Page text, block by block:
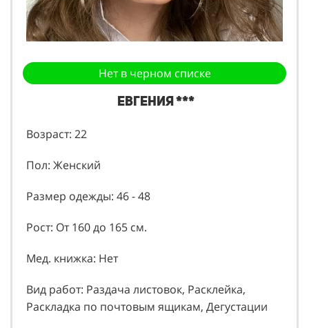
Нет в черном списке
Евгения ***
Возраст: 22
Пол: Женский
Размер одежды: 46 - 48
Рост: От 160 до 165 см.
Мед. книжка: Нет
Вид работ: Раздача листовок, Расклейка,
Раскладка по почтовым ящикам, Дегустации